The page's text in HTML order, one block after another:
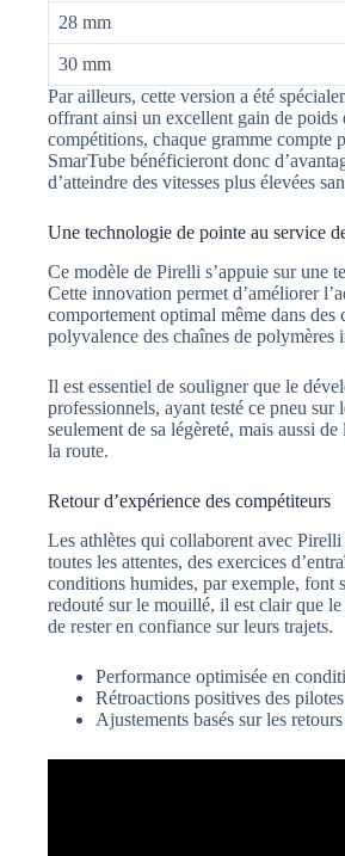
28 mm
30 mm
Par ailleurs, cette version a été
offrant ainsi un excellent gain de poids
compétitions, chaque gramme compte
SmarTube bénéficieront donc
d’atteindre des vitesses plus élevées
Une technologie de pointe au service
Ce modèle de Pirelli s’appuie sur une
Cette innovation permet d’améliorer
comportement optimal même dans
polyvalence des chaînes de polymères
Il est essentiel de souligner que le
professionnels, ayant testé ce pneu
seulement de sa légèreté, mais aussi
la route.
Retour d’expérience des compétiteurs
Les athlètes qui collaborent avec
toutes les attentes, des exercices
conditions humides, par exemple, font
redouté sur le mouillé, il est clair que
de rester en confiance sur leurs trajets.
Performance optimisée en
Rétroactions positives des
Ajustements basés sur les